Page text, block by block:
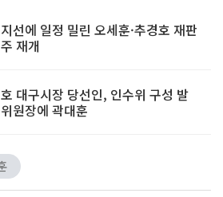
선에 일정 밀린 오세훈·추경호 재판
재개
대구시장 당선인, 인수위 구성 발
원장에 곽대훈